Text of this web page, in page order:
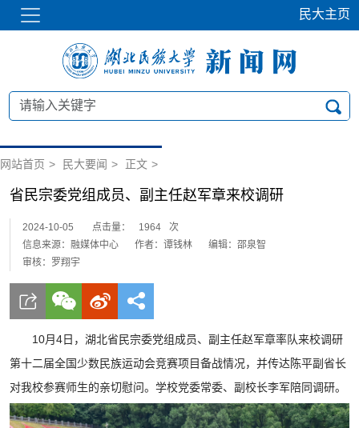
民大主页
网站首页 > 民大要闻 > 正文 >
省民宗委党组成员、副主任赵军章来校调研
2024-10-05 点击量： 1964
次
信息来源：融媒体中心
作者：谭钱林
编辑：邵泉智
审核：罗翔宇
10月4日，湖北省民宗委党组成员、副主任赵军章率队来校调研
第十二届全国少数民族运动会竞赛项目备战情况，并传达陈平副省长
对我校参赛师生的亲切慰问。学校党委常委、副校长李军陪同调研。